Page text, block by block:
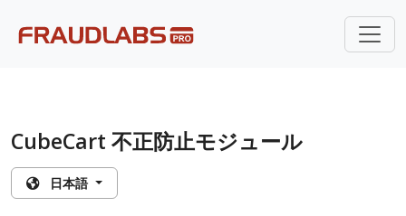
CubeCart 不正防止モジュール
日本語